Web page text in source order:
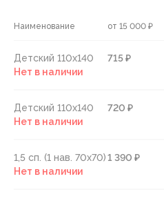
Наименование от 15 000 ₽
Детский 110х140
715 ₽
Нет в наличии
Детский 110х140
720 ₽
Нет в наличии
1,5 сп. (1 нав. 70х70)1 390 ₽
Нет в наличии